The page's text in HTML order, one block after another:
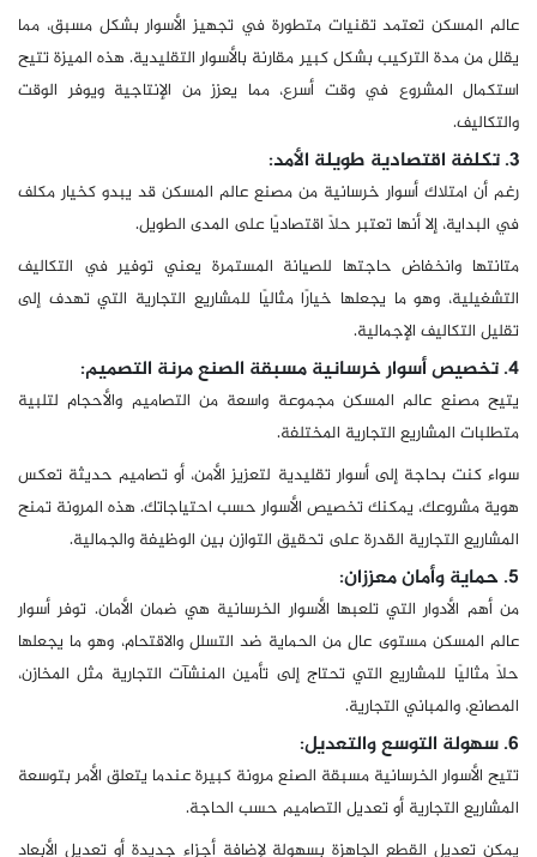
عالم المسكن تعتمد تقنيات متطورة في تجهيز الأسوار بشكل مسبق، مما
يقلل من مدة التركيب بشكل كبير مقارنة بالأسوار التقليدية. هذه الميزة تتيح
استكمال المشروع في وقت أسرع، مما يعزز من الإنتاجية ويوفر الوقت
والتكاليف.
3. تكلفة اقتصادية طويلة الأمد:
رغم أن امتلاك أسوار خرسانية من مصنع عالم المسكن قد يبدو كخيار مكلف
في البداية، إلا أنها تعتبر حلاً اقتصاديًا على المدى الطويل.
متانتها وانخفاض حاجتها للصيانة المستمرة يعني توفير في التكاليف
التشغيلية، وهو ما يجعلها خيارًا مثاليًا للمشاريع التجارية التي تهدف إلى
تقليل التكاليف الإجمالية.
4. تخصيص أسوار خرسانية مسبقة الصنع مرنة التصميم:
يتيح مصنع عالم المسكن مجموعة واسعة من التصاميم والأحجام لتلبية
متطلبات المشاريع التجارية المختلفة.
سواء كنت بحاجة إلى أسوار تقليدية لتعزيز الأمن، أو تصاميم حديثة تعكس
هوية مشروعك، يمكنك تخصيص الأسوار حسب احتياجاتك. هذه المرونة تمنح
المشاريع التجارية القدرة على تحقيق التوازن بين الوظيفة والجمالية.
5. حماية وأمان معززان:
من أهم الأدوار التي تلعبها الأسوار الخرسانية هي ضمان الأمان. توفر أسوار
عالم المسكن مستوى عالٍ من الحماية ضد التسلل والاقتحام، وهو ما يجعلها
حلاً مثاليًا للمشاريع التي تحتاج إلى تأمين المنشآت التجارية مثل المخازن،
المصانع، والمباني التجارية.
6. سهولة التوسع والتعديل:
تتيح الأسوار الخرسانية مسبقة الصنع مرونة كبيرة عندما يتعلق الأمر بتوسعة
المشاريع التجارية أو تعديل التصاميم حسب الحاجة.
يمكن تعديل القطع الجاهزة بسهولة لإضافة أجزاء جديدة أو تعديل الأبعاد